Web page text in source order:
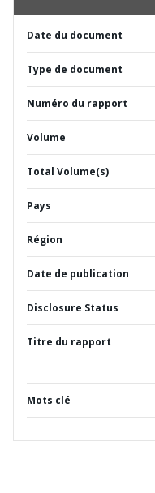
Date du document
Type de document
Numéro du rapport
Volume
Total Volume(s)
Pays
Région
Date de publication
Disclosure Status
Titre du rapport
Mots clé